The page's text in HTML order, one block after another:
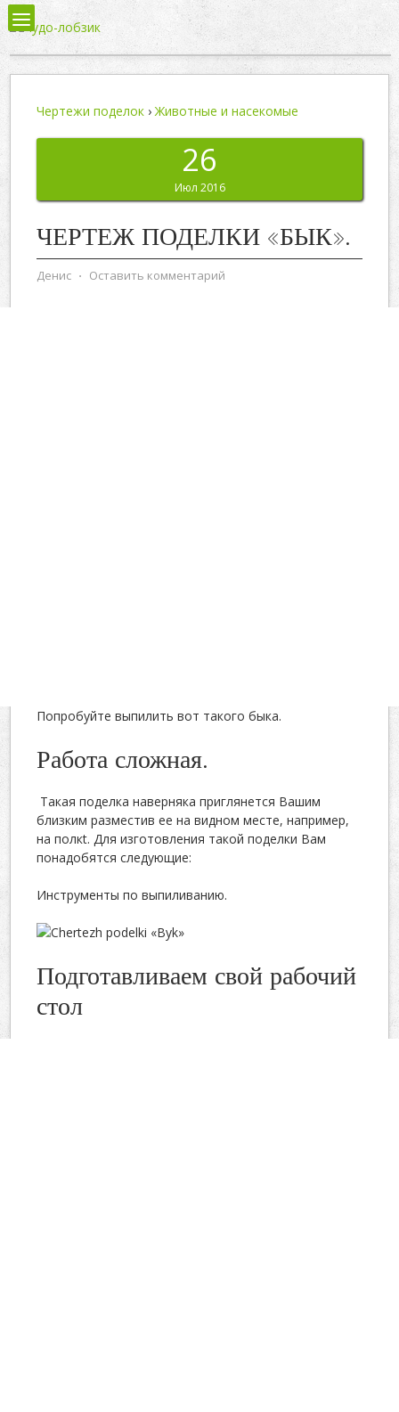
Чертежи поделок ›Животные и насекомые
26
Июл 2016
ЧЕРТЕЖ ПОДЕЛКИ «БЫК».
Денис ⋅ Оставить комментарий
Попробуйте выпилить вот такого быка.
Работа сложная.
Такая поделка наверняка приглянется Вашим
близким разместив ее на видном месте, например,
на полкt. Для изготовления такой поделки Вам
понадобятся следующие:
Инструменты по выпиливанию.
Подготавливаем свой рабочий
стол